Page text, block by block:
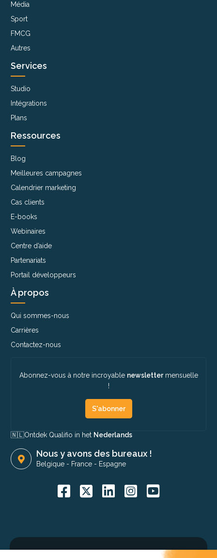
Média
Sport
FMCG
Autres
Services
Studio
Intégrations
Plans
Ressources
Blog
Meilleures campagnes
Calendrier marketing
Cas clients
E-books
Webinaires
Centre d’aide
Partenariats
Portail développeurs
À propos
Qui sommes-nous
Carrières
Contactez-nous
Abonnez-vous à notre incroyable newslettermensuelle
!
S'abonner
🇳🇱​Ontdek Qualifio in het Nederlands
Nous y avons des bureaux !
Belgique - France - Espagne